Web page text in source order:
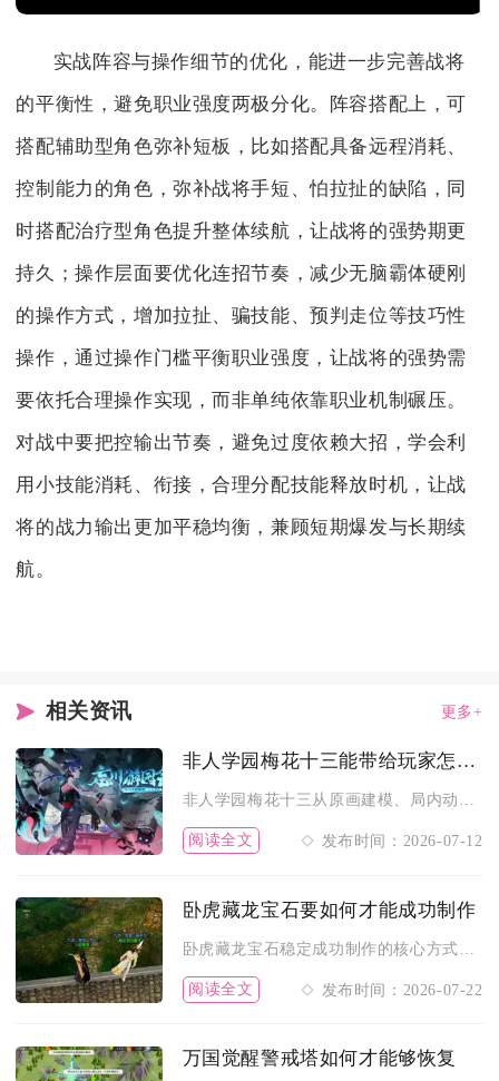
实战阵容与操作细节的优化，能进一步完善战将
的平衡性，避免职业强度两极分化。阵容搭配上，可
搭配辅助型角色弥补短板，比如搭配具备远程消耗、
控制能力的角色，弥补战将手短、怕拉扯的缺陷，同
时搭配治疗型角色提升整体续航，让战将的强势期更
持久；操作层面要优化连招节奏，减少无脑霸体硬刚
的操作方式，增加拉扯、骗技能、预判走位等技巧性
操作，通过操作门槛平衡职业强度，让战将的强势需
要依托合理操作实现，而非单纯依靠职业机制碾压。
对战中要把控输出节奏，避免过度依赖大招，学会利
用小技能消耗、衔接，合理分配技能释放时机，让战
将的战力输出更加平稳均衡，兼顾短期爆发与长期续
航。
相关资讯 更多+
非人学园梅花十三能带给玩家怎样的视觉享受
非人学园梅花十三从原画建模、局内动作、技能特效到双时装差异化...
阅读全文 发布时间：2026-07-12
卧虎藏龙宝石要如何才能成功制作
阅读全文 发布时间：2026-07-22
万国觉醒警戒塔如何才能够恢复